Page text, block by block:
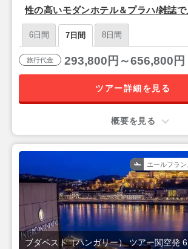
性の高いモダンホテル＆プラハ/雑誌
ントなホテル7日間 | ホテル変更や延泊
ジ可能です
6日間 7日間 8日間
旅行代金 293,800円～656,800円
ツアー詳細を見る
概要を見る
ブダペスト（ハンガリー） ツアー関空発
エールフラ